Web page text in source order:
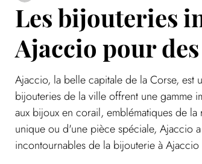
Les bijouteries
Ajaccio pour
Ajaccio, la belle capitale de la Corse, est
bijouteries de la ville offrent une gamme
aux bijoux en corail, emblématiques de
unique ou d'une pièce spéciale, Ajaccio
incontournables de la bijouterie à